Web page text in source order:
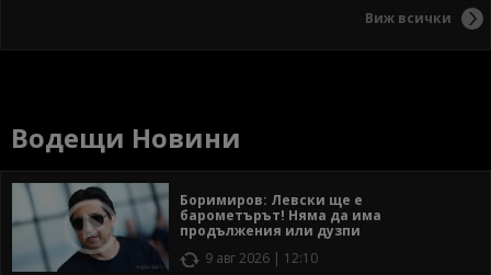
Виж всички
Водещи Новини
Боримиров: Левски ще е
барометърът! Няма да има
продължения или дузпи
9 авг 2026 | 12:10